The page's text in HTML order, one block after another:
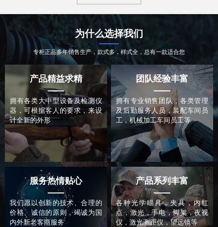
为什么选择我们
专柜正品多年销售生产，款式多，样式全，总有一款适合您
产品精益求精
拥有各类大中型设备及检测仪
器，可根据客人的要求，来设
计全新的外形
团队经验丰富
拥有专业销售团队，各类管理
及后勤服务人员，装配车间员
工，机械加工车间员工等
服务热情贴心
我们愿以创新的技术、合理的
价格、诚信的原则，竭诚为国
内外新老客商服务
产品系列丰富
各种光学瞄具，夹具，内红
点，激光，手电，脚架，夜视
仪，激光测距仪，望远镜等